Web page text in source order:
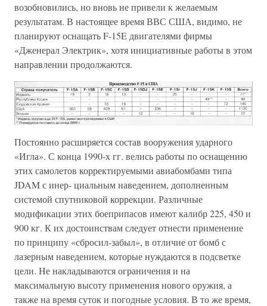
возобновились, но вновь не привели к желаемым
результатам. В настоящее время ВВС США, видимо, не
планируют оснащать F-15E двигателями фирмы
«Дженерал Электрик», хотя инициативные работы в этом
направлении продолжаются.
Постоянно расширяется состав вооружения ударного
«Игла». С конца 1990-х гг. велись работы по оснащению
этих самолетов корректируемыми авиабомбами типа
JDAM с инер- циальным наведением, дополненным
системой спутниковой коррекции. Различные
модификации этих боеприпасов имеют калибр 225, 450 и
900 кг. К их достоинствам следует отнести применение
по принципу «сбросил-забыл», в отличие от бомб с
лазерным наведением, которые нуждаются в подсветке
цели. Не накладываются ограничения и на
максимальную высоту применения нового оружия, а
также на время суток и погодные условия. В то же время,